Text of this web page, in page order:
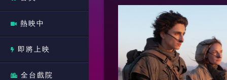
熱映中
即將上映
全台戲院